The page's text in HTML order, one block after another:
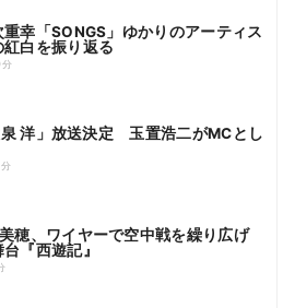
幸「SONGS」ゆかりのアーティス
紅白を振り返る
泉 洋」放送決定 玉置浩二がMCとし
穂、ワイヤーで空中戦を繰り広げ
『西遊記』